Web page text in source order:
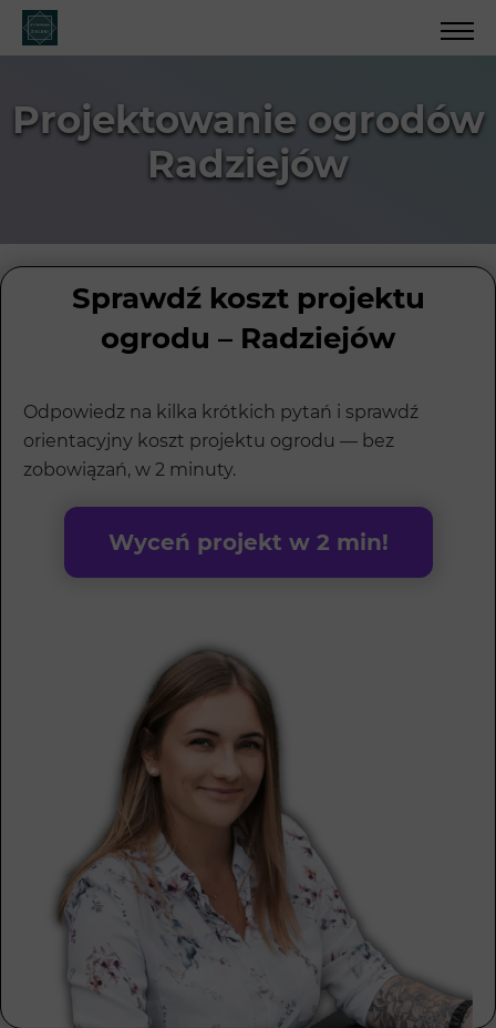
Projektowanie ogrodów
Radziejów
Sprawdź koszt projektu
ogrodu – Radziejów
Odpowiedz na kilka krótkich pytań i sprawdź
orientacyjny koszt projektu ogrodu — bez
zobowiązań, w 2 minuty.
Wyceń projekt w 2 min!